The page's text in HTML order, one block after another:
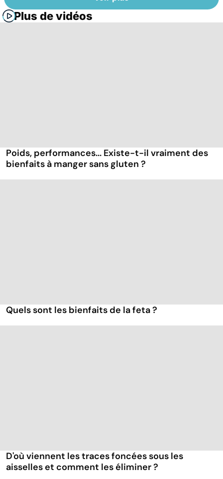
Plus de vidéos
Poids, performances... Existe-t-il vraiment des
bienfaits à manger sans gluten ?
Quels sont les bienfaits de la feta ?
D'où viennent les traces foncées sous les
aisselles et comment les éliminer ?